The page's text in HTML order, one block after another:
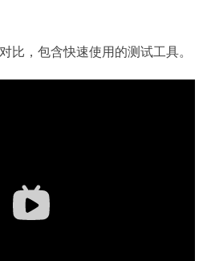
比，包含快速使用的测试工具。